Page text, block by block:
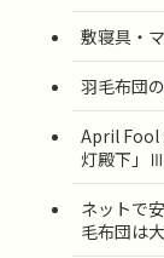
敷寝具・
羽毛布団
April Fool
灯殿下
ネットで
毛布団は